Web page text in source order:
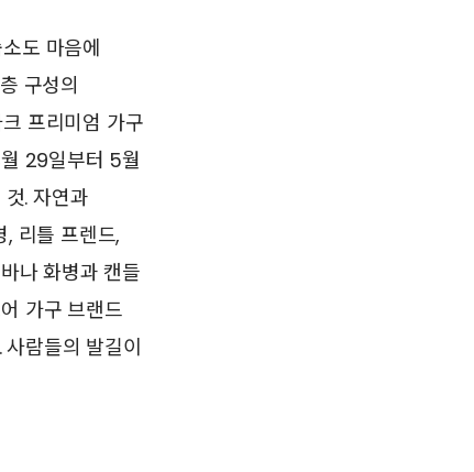
도 마음에
구성의
프리미엄 가구
29일부터 5월
. 자연과
리틀 프렌드,
나 화병과 캔들
가구 브랜드
람들의 발길이